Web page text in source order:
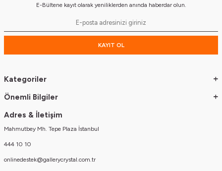
E-Bültene kayıt olarak yeniliklerden anında haberdar olun.
KAYIT OL
Kategoriler
Önemli Bilgiler
Adres & İletişim
Mahmutbey Mh. Tepe Plaza İstanbul
444 10 10
onlinedestek@gallerycrystal.com.tr